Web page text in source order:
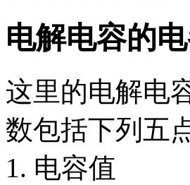
电解电容的电
这里的电解电
数包括下列五
1. 电容值